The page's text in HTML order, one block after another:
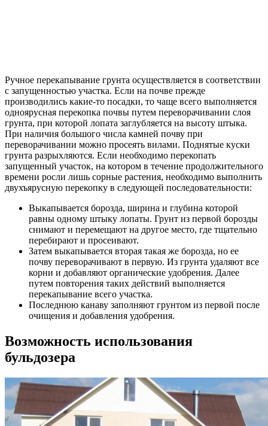
Ручное перекапывание грунта осуществляется в соответствии
с запущенностью участка. Если на почве прежде
производились какие-то посадки, то чаще всего выполняется
одноярусная перекопка почвы путем переворачивании слоя
грунта, при которой лопата заглубляется на высоту штыка.
При наличия большого числа камней почву при
переворачивании можно просеять вилами. Поднятые куски
грунта разрыхляются. Если необходимо перекопать
запущенный участок, на котором в течение продолжительного
времени росли лишь сорные растения, необходимо выполнить
двухъярусную перекопку в следующей последовательности:
Выкапывается борозда, ширина и глубина которой
равны одному штыку лопаты. Грунт из первой борозды
снимают и перемещают на другое место, где тщательно
перебирают и просеивают.
Затем выкапывается вторая такая же борозда, но ее
почву переворачивают в первую. Из грунта удаляют все
корни и добавляют органические удобрения. Далее
путем повторения таких действий выполняется
перекапывание всего участка.
Последнюю канаву заполняют грунтом из первой после
очищения и добавления удобрения.
Возможность использования
бульдозера